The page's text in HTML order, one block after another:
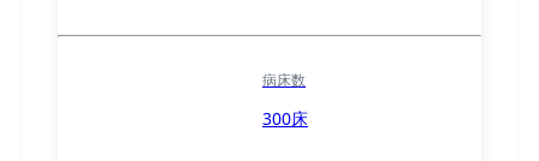
病床数
300床